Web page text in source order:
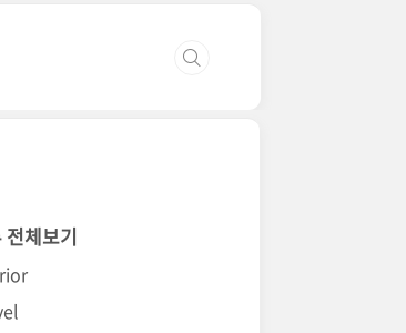
전체보기